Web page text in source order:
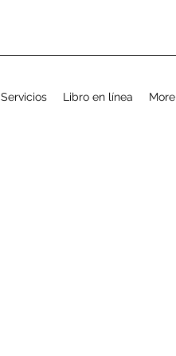
Servicios Libro en línea More